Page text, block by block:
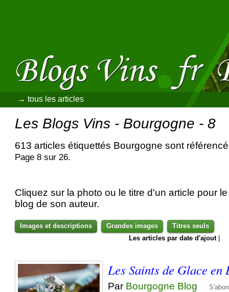
→ tous les articles
Les Blogs Vins - Bourgogne - 8
613 articles étiquettés Bourgogne sont
Page 8 sur 26.
Cliquez sur la photo ou le titre d'un article pour
blog de son auteur.
Images et descriptions Grandes images
Titres seuls
Les articles par date d'ajout|
Les Saints de Glace en
Par Bourgogne Blog